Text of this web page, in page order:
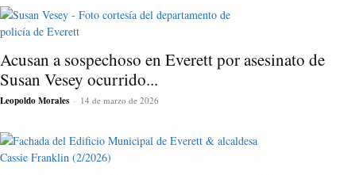
Acusan a sospechoso en Everett por asesinato de
Susan Vesey ocurrido...
Leopoldo Morales - 14 de marzo de 2026